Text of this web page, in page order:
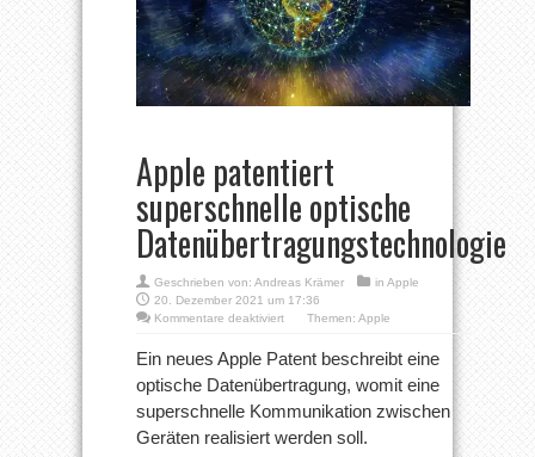
Apple patentiert
superschnelle optische
Datenübertragungstechnologie
Geschrieben von: Andreas Krämer in Apple
20. Dezember 2021 um 17:36
Kommentare deaktiviertfür
patentiert
superschnelle
optische
Themen: Apple
Ein neues Apple Patent beschreibt eine
optische Datenübertragung, womit eine
superschnelle Kommunikation zwischen
Geräten realisiert werden soll.